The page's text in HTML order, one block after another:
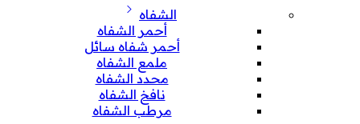
الشفاه
أحمر الشفاه
أحمر شفاه سائل
ملمع الشفاه
محدد الشفاه
نافخ الشفاه
مرطب الشفاه